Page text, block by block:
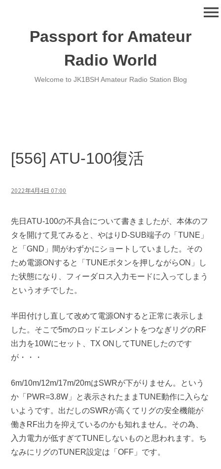
Passport for Amateur
Radio World
Welcome to JK1BSH Amateur Radio Station Blog
menu
[556] ATU-100復活
2022年4月4日 07:00
先日ATU-100の不具合について書きましたが、本体のフ
タを開けて見てみると、やはりD-SUB端子の「TUNE」
と「GND」間がわずかにショートしていました。その
ため電源ONすると「TUNEボタンを押しながらON」し
た状態になり、フィーダロス入力モードに入ってしまう
というオチでした。
半田付けし直して改めて電源ONすると正常に表示しま
した。そこで5mのロッドエレメントをつなぎリグのRF
出力を10Wにセット、TX ONしてTUNEしたのです
が・・・
6m/10m/12m/17m/20mはSWRが下がりません。という
か「PWR=3.8W」と表示されたままTUNE動作に入らな
いようです。出だしのSWRが高くてリグの安全機能が
働きRF出力を抑えているのかも知れません。その為、
入力電力が低すぎてTUNEしないものと思われます。ち
なみにリグのTUNER設定は「OFF」です。